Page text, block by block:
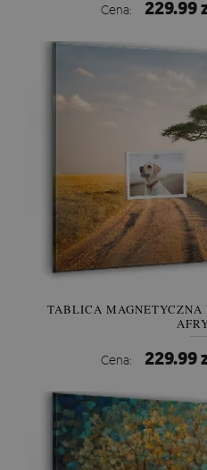
Cena: 229.99
TABLICA
Cena: 229.99